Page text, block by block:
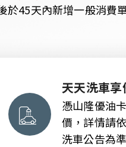
45天內新增一般消費
天天洗車享
憑山隆優油
價，詳情請
洗車公告為